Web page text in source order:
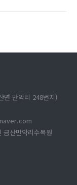
면 만악리 248번지)
산만악리수목원